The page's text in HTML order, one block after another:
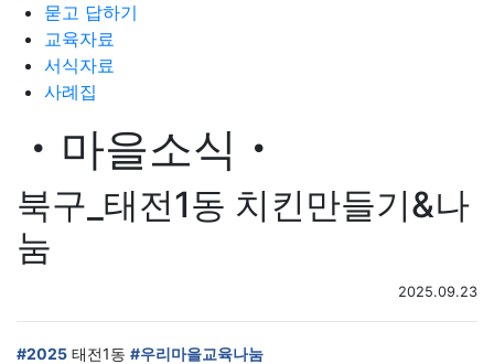
묻고 답하기
교육자료
서식자료
사례집
마을소식
북구_태전1동 치킨만들기&나
눔
2025.09.23
#2025 태전1동 #우리마을교육나눔